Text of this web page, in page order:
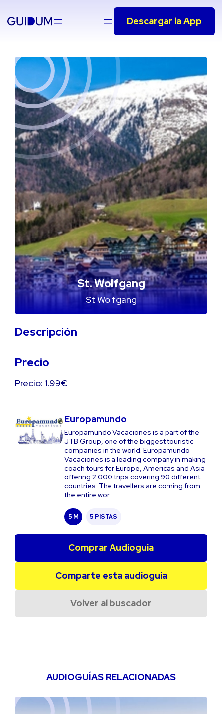
Saltar
Descargar la App
St. Wolfgang
St Wolfgang
Descripción
Precio
Precio: 1.99€
Europamundo
Europamundo Vacaciones is a part of the
JTB Group, one of the biggest touristic
companies in the world. Europamundo
Vacaciones is a leading company in making
coach tours for Europe, Americas and Asia
offering 2.000 trips covering 90 different
countries. The travellers are coming from
the entire wor
5 M 5 PISTAS
Comprar Audioguia
Comparte esta audioguía
Volver al buscador
AUDIOGUÍAS RELACIONADAS